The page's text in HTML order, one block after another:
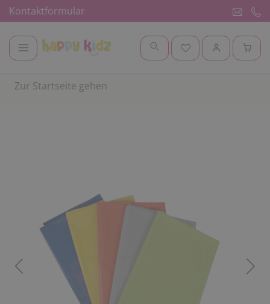
Kontaktformular
Zur Startseite gehen